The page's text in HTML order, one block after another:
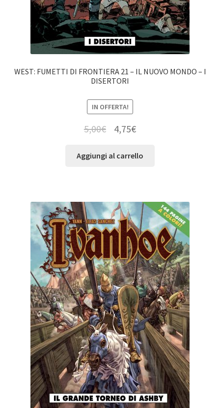
WEST: FUMETTI DI FRONTIERA 21 – IL NUOVO MONDO – I
DISERTORI
IN OFFERTA!
5,00€ 4,75€
Aggiungi al carrello